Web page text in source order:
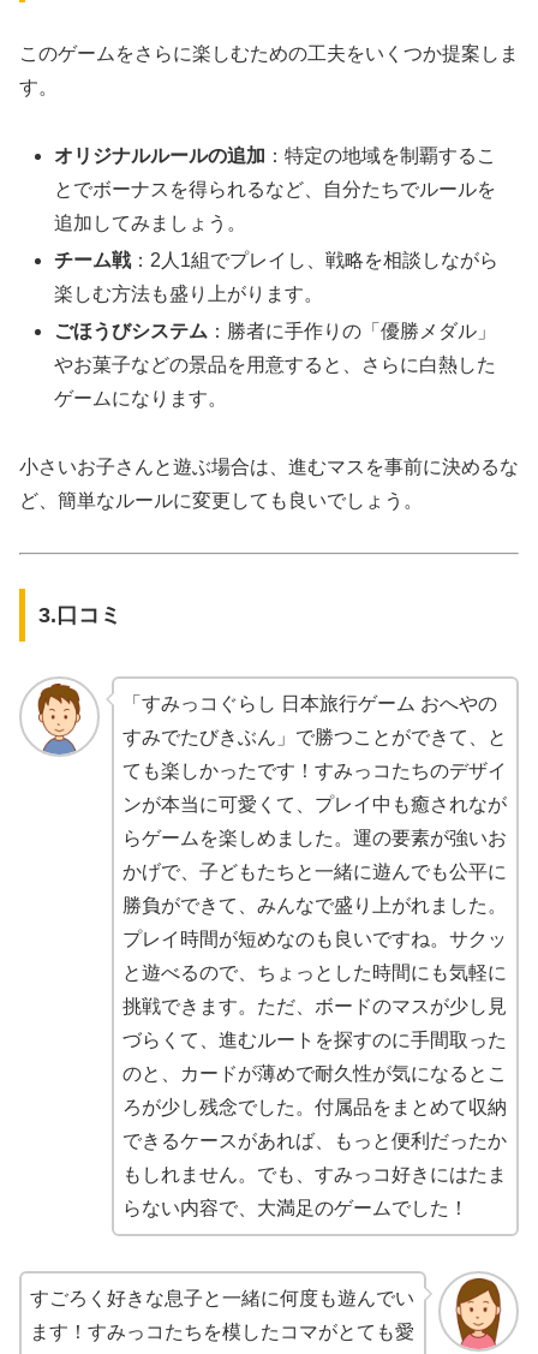
このゲームをさらに楽しむための工夫をいくつか提案しま
す。
オリジナルルールの追加 ：特定の地域を制覇するこ
とでボーナスを得られるなど、自分たちでルールを
追加してみましょう。
チーム戦：2人1組でプレイし、戦略を相談しながら
楽しむ方法も盛り上がります。
ごほうびシステム ：勝者に手作りの「優勝メダル」
やお菓子などの景品を用意すると、さらに白熱した
ゲームになります。
小さいお子さんと遊ぶ場合は、進むマスを事前に決めるな
ど、簡単なルールに変更しても良いでしょう。
3.口コミ
「すみっコぐらし 日本旅行ゲーム おへやの
すみでたびきぶん」で勝つことができて、と
ても楽しかったです！すみっコたちのデザイ
ンが本当に可愛くて、プレイ中も癒されなが
らゲームを楽しめました。運の要素が強いお
かげで、子どもたちと一緒に遊んでも公平に
勝負ができて、みんなで盛り上がれました。
プレイ時間が短めなのも良いですね。サクッ
と遊べるので、ちょっとした時間にも気軽に
挑戦できます。ただ、ボードのマスが少し見
づらくて、進むルートを探すのに手間取った
のと、カードが薄めで耐久性が気になるとこ
ろが少し残念でした。付属品をまとめて収納
できるケースがあれば、もっと便利だったか
もしれません。でも、すみっコ好きにはたま
らない内容で、大満足のゲームでした！
すごろく好きな息子と一緒に何度も遊んでい
ます！すみっコたちを模したコマがとても愛